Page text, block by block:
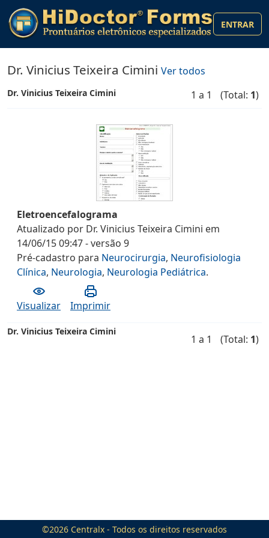
ENTRAR
Dr. Vinicius Teixeira Cimini Ver todos
Dr. Vinicius Teixeira Cimini 1 a 1 (Total: 1)
Eletroencefalograma
Atualizado por Dr. Vinicius Teixeira Cimini em
14/06/15 09:47- versão 9
Pré-cadastro para Neurocirurgia, Neurofisiologia
Clínica, Neurologia, Neurologia Pediátrica.
Visualizar Imprimir
Dr. Vinicius Teixeira Cimini
1 a 1 (Total: 1)
©2026 Centralx - Todos os direitos reservados